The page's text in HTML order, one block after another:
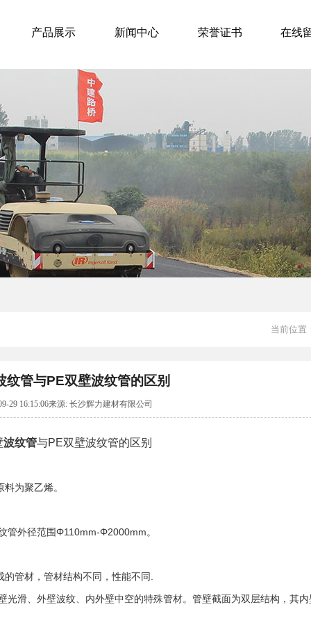
产品展示 新闻中心 荣誉证书 在线
当前位置：
纹管与PE双壁波纹管的区别
29 16:15:06来源: 长沙辉力建材有限公司
波纹管与PE双壁波纹管的区别
为聚乙烯。
管外径范围Φ110mm-Φ2000mm。
管材，管材结构不同，性能不同.
滑、外壁波纹、内外壁中空的特殊管材。管壁截面为双层结构，其